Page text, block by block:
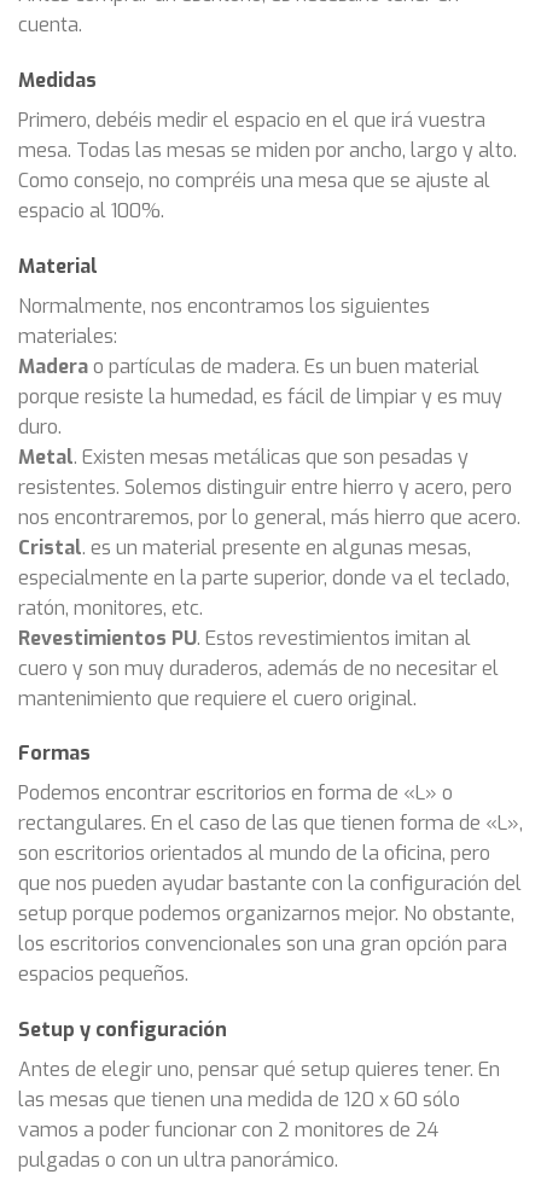
cuenta.
Medidas
Primero, debéis medir el espacio en el que irá vuestra
mesa. Todas las mesas se miden por ancho, largo y alto.
Como consejo, no compréis una mesa que se ajuste al
espacio al 100%.
Material
Normalmente, nos encontramos los siguientes
materiales:
Maderao partículas de madera. Es un buen material
porque resiste la humedad, es fácil de limpiar y es muy
duro.
Metal. Existen mesas metálicas que son pesadas y
resistentes. Solemos distinguir entre hierro y acero, pero
nos encontraremos, por lo general, más hierro que acero.
Cristal. es un material presente en algunas mesas,
especialmente en la parte superior, donde va el teclado,
ratón, monitores, etc.
Revestimientos PU. Estos revestimientos imitan al
cuero y son muy duraderos, además de no necesitar el
mantenimiento que requiere el cuero original.
Formas
Podemos encontrar escritorios en forma de «L» o
rectangulares. En el caso de las que tienen forma de «L»,
son escritorios orientados al mundo de la oficina, pero
que nos pueden ayudar bastante con la configuración del
setup porque podemos organizarnos mejor. No obstante,
los escritorios convencionales son una gran opción para
espacios pequeños.
Setup y configuración
Antes de elegir uno, pensar qué setup quieres tener. En
las mesas que tienen una medida de 120 x 60 sólo
vamos a poder funcionar con 2 monitores de 24
pulgadas o con un ultra panorámico.